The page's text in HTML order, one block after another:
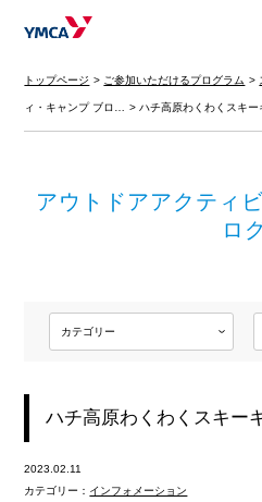
トップページ ご参加いただけるプログラム
ィ・キャンプ ブロ… ハチ高原わくわくスキー
アウトドアアクティ
ロ
ハチ高原わくわくスキー
2023.02.11
カテゴリー： インフォメーション